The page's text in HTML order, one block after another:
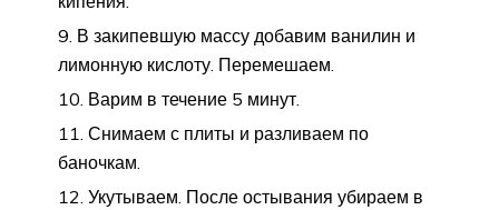
В закипевшую массу добавим ванилин и
лимонную кислоту. Перемешаем.
Варим в течение 5 минут.
Снимаем с плиты и разливаем по
баночкам.
Укутываем. После остывания убираем в